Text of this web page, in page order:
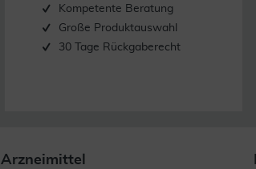
Kompetente Beratung
Große Produktauswahl
30 Tage Rückgaberecht
Arzneimittel